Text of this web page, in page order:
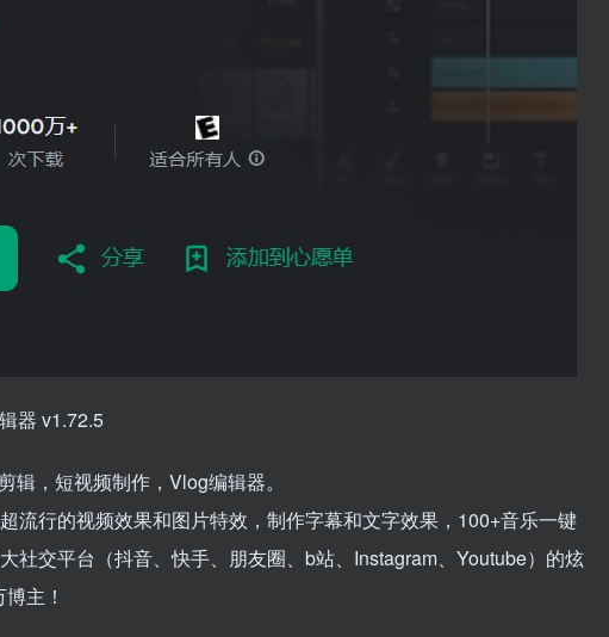
器 v1.72.5
，短视频制作，Vlog编辑器。
流行的视频效果和图片特效，制作字幕和文字效果，100+音乐一键
社交平台（抖音、快手、朋友圈、b站、Instagram、Youtube）的炫
主！